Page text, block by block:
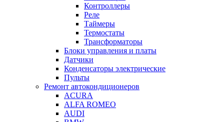
Контроллеры
Реле
Таймеры
Термостаты
Трансформаторы
Блоки управления и платы
Датчики
Конденсаторы электрические
Пульты
Ремонт автокондиционеров
ACURA
ALFA ROMEO
AUDI